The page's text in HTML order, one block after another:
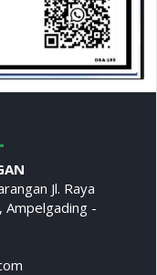
Jl. Raya
Ampelgading -